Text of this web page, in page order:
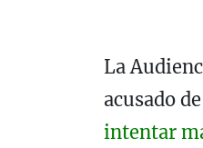
La
acusado de
intentar